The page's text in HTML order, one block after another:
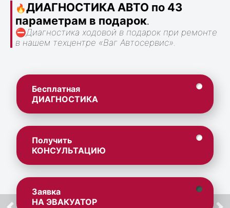
🔥ДИАГНОСТИКА АВТО по 43
параметрам в подарок.
⛔Диагностика ходовой в подарок при ремонте
в нашем техцентре «Ваг Автосервис».
Бесплатная
ДИАГНОСТИКА
Получить
КОНСУЛЬТАЦИЮ
Заявка
НА ЭВАКУАТОР